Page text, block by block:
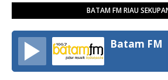
BATAM FM RIAU
Batam FM